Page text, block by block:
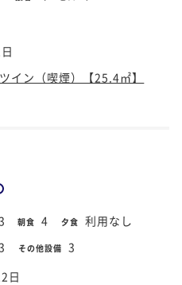
イン（喫煙）【25.4㎡】
3 朝食 4 夕食 利用なし
3 その他設備 3
日